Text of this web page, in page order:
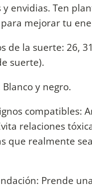
y envidias. Ten
para mejorar tu
de la suerte: 26,
suerte).
Blanco y negro.
compatibles:
relaciones
que realmente
Prende